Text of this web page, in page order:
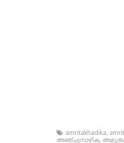
amritakhadika,
അഞ്ചുനാഴിക,